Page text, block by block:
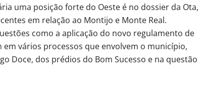
uma posição forte do Oeste é no dossier da Ota,
em relação ao Montijo e Monte Real.
como a aplicação do novo regulamento de
vários processos que envolvem o município,
Doce, dos prédios do Bom Sucesso e na questão